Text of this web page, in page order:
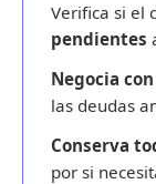
Verifica si el
pendientes
Negocia
las deudas
Conserva
por si